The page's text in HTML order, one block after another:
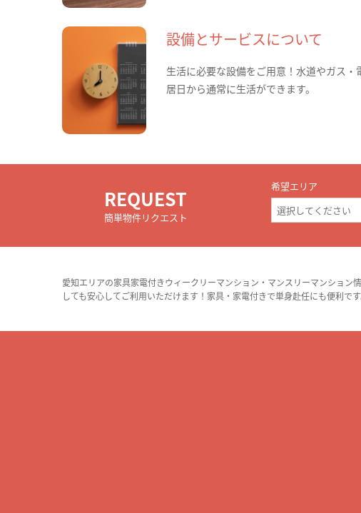
設備とサービスについて
生活に必要な設備をご用意！水道やガス・
居日から通常に生活ができます。
REQUEST
簡単物件リクエスト
希望エリア
愛知エリアの家具家電付きウィークリーマンション・マンスリーマンショ
しても安心してご利用いただけます！家具・家電付きで単身赴任にも便利です